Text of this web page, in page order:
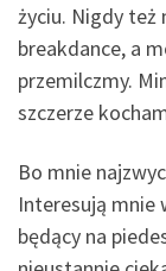
życiu. Nigdy też
breakdance, a
przemilczmy.
szczerze
Bo mnie
Interesują mnie
będący na